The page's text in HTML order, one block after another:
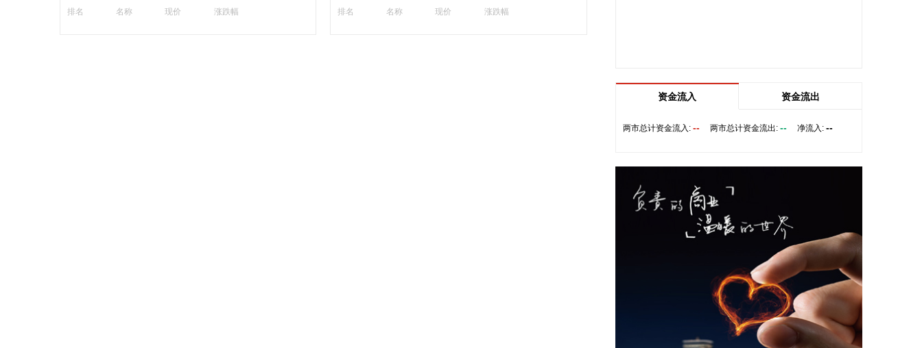
排名 名称 现价 涨跌幅 排名 名称 现价 涨跌幅
企查查APP显示，近日，杭州天铁智算科技有限公司
的业务外包服务；人工智能基础资源与技术平台；集
2026-08-07 10:55:32
海关总署公布数据显示，中国7月出口（以美元计
价）同比增23.9%，进口同比增27.5%，贸易顺差
据网宿科技消息，近日，网宿科技与趋境科技宣布达
成深度战略合作。双方将面向企业级AI推理市场，整
合技术与资源优势，共同打造高性价比、高品质、高
资金流入 资金流出
两市总计资金流入: -- 两市总计资金流出: -- 净流入: --